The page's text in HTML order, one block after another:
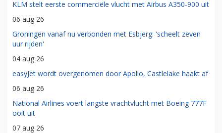
KLM stelt eerste commerciële vlucht met Airbus A350-900 uit
06 aug 26
Groningen vanaf nu verbonden met Esbjerg: 'scheelt zeven
uur rijden'
04 aug 26
easyJet wordt overgenomen door Apollo, Castlelake haakt af
06 aug 26
National Airlines voert langste vrachtvlucht met Boeing 777F
ooit uit
07 aug 26